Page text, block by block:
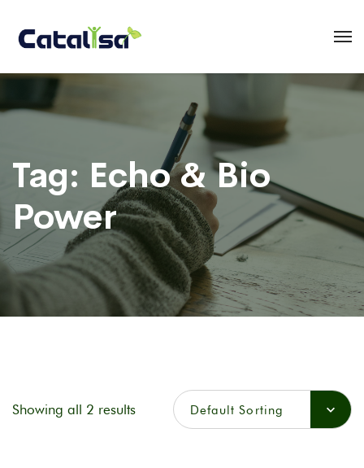
Tag: Echo & Bio
Power
Showing all 2 results Default Sorting